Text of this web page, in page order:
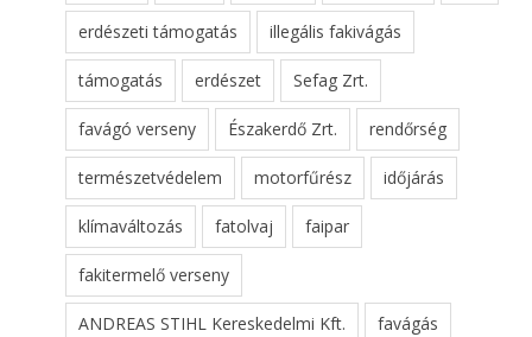
erdészeti támogatás illegális fakivágás
támogatás erdészet Sefag Zrt.
favágó verseny Északerdő Zrt. rendőrség
természetvédelem motorfűrész időjárás
klímaváltozás fatolvaj faipar
fakitermelő verseny
ANDREAS STIHL Kereskedelmi Kft. favágás